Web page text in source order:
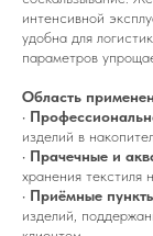
интенсивной
удобна для
параметров
Область
•
изделий в
• Прачечные и
хранения текстиля
• Приёмные
изделий,